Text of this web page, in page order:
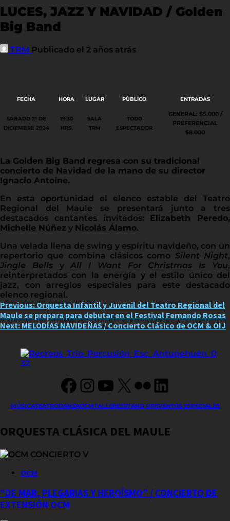
LUCES, JAZZ Y NAVIDAD / Golden
Big Band
TRM Publicado el 2 años atrás
FECHA HORA LUGAR PÚBLICO ENTRADAS
SÁBADO 21 DE
DICIEMBRE 2024
19:30
HRS.
SALA
TRM
TODO
ESPECTADOR
GENERAL: $5.000 /
PREFERENCIAL
$8.000
La Golden Big Band regresa con su tradicional
concierto de Navidad de la mano de su director
Ignacio Antoine.
En esta oportunidad el elenco estable del Teatro
Regional del Maule se presentará junto a tres
destacados cantantes invitados: Elizabeth Peredo,
Michelle Núñez y Nicolás Álamo.
Una velada llena de swing y espíritu navideño, con un
repertorio que combina clásicos como Silent Night,
Jingle BellsyAll I Want For Christmas Is You,
reinterpretados con la energía y el estilo único del
jazz, con arreglos especiales para este destacado
elenco regional.
Post
navigation
Previous: Orquesta Infantil y Juvenil del Teatro Regional del
Maule se prepara para debutar en el Festival Fernando Rosas
Next: MELODÍAS NAVIDEÑAS / Concierto Clásico de OCM & OIJ
Facebook
Instagram
YouTube
X FlickrLinkedIn
MÚSICATEATRODANZAOCMTALLERESSTAND UPEVENTOS ESPECIALES
ORQUESTA CLÁSICA DEL MAULE
OCM
“DE MAR, PLEGARIAS Y HEROÍSMO” / CONCIERTO DE
EXTENSIÓN OCM